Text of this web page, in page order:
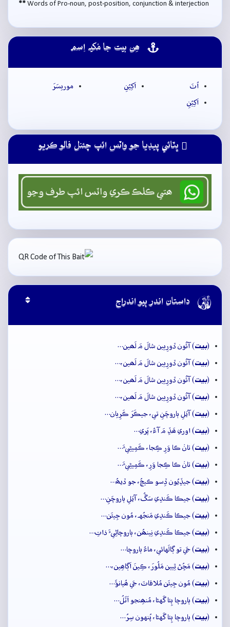
** Words of Pro-noun, post-position, conjunction & interjection
ھِن بيت جا مُکيہ اِسم
اُٺَ اَکِيُنِ
موريسَرَ
اَکِيُنِ
ڀٽائي پيڊيا جو واٽس ائپ چئنل فالو ڪريو
 داستان اندر ٻيو اندراج
(بيت) آئُون ڏورِيين شالَ مَ لَھين…
(بيت) آئُون ڏورِيين شالَ مَ لَھين،…
(بيت) آئُون ڏورِيين شالَ مَ لَھين،…
(بيت) آئُون ڏورِيين شالَ مَ لَھين،…
(بيت) آيَلِ ٻاروچَنِ تي، جيڪَرَ ڪَرِيان…
(بيت) اوري ھَڏِ مَ آءُ، پَري…
(بيت) تانۡ ڪا وَرِ ڪِجا، ڪَمِيڻِيءَ…
(بيت) تانۡ ڪا ڪِجا وَرِ، ڪَمِيڻِيءَ…
(بيت) جيڏِيُون ڏِسو ڪيچُ، جو ڏيھُ…
(بيت) جيڪا ڪَندِي سَڱُ، آيَلِ ٻاروچَنِ…
(بيت) جيڪا ڪَندِي مَنجُهہ، مُون جِيئَن…
(بيت) جيڪا ڪَندِي نِينھُن، ٻاروچاڻِيءَ ذاتِ…
(بيت) جَي تو ڳالَهائي، ماءُ ٻاروچا…
(بيت) مَڇُڻ ٿِيين مَلُورَ، ڪِينَ اَڳاھِين،…
(بيت) مُون جِيئَن مُلاقاتَ، جَي ھُيانؤَ…
(بيت) ٻاروچا ٻِئا گَهڻا، مُنھِنجو اَٽَلُ…
(بيت) ٻاروچا ٻِئا گَهڻا، پُنهون سِرُ…